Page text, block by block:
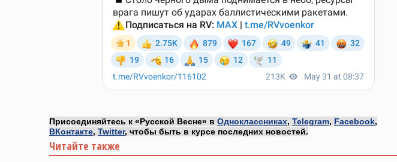
Присоединяйтесь к «Русской Весне» в Одноклассниках, Telegram, Facebook,
ВКонтакте, Twitter, чтобы быть в курсе последних новостей.
Читайте также